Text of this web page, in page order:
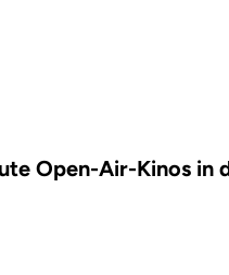
Open-Air-Kinos in